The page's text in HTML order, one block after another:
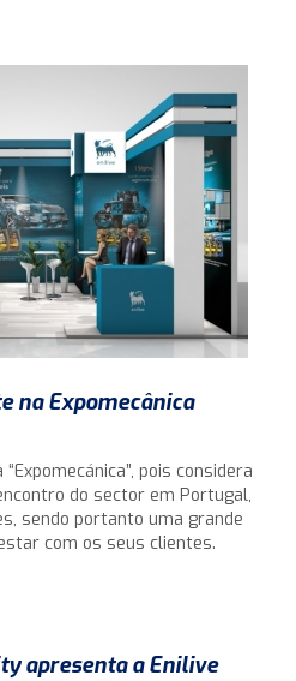
na Expomecânica
pois considera
do sector em Portugal,
sendo portanto uma grande
estar com os seus clientes.
apresenta a Enilive